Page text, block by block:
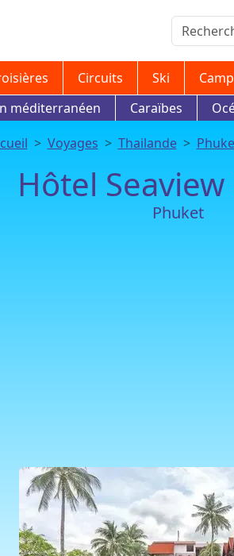
Circuits Ski
méditerranéen Caraïbes
Voyages Thailande
Hôtel
Phuket